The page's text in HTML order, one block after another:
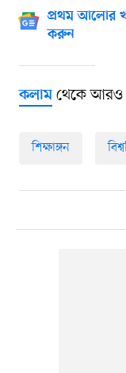
প্রথম আলোর
করুন
কলামথেকে
শিক্ষাঙ্গন